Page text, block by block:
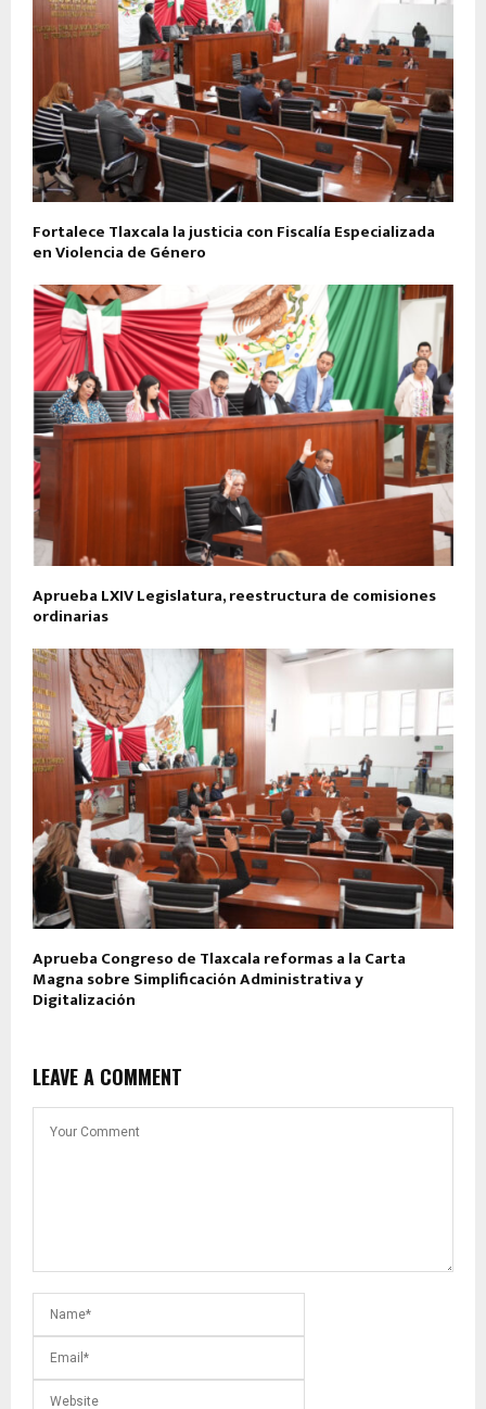
Fortalece Tlaxcala la justicia con Fiscalía Especializada
en Violencia de Género
Aprueba LXIV Legislatura, reestructura de comisiones
ordinarias
Aprueba Congreso de Tlaxcala reformas a la Carta
Magna sobre Simplificación Administrativa y
Digitalización
LEAVE A COMMENT